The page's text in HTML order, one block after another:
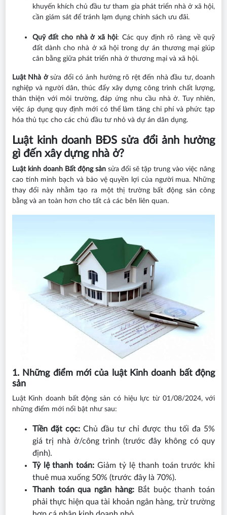
khuyến khích chủ đầu tư tham gia phát triển nhà ở xã hội,
cần giám sát để tránh lạm dụng chính sách ưu đãi.
Quỹ đất cho nhà ở xã hội: Các quy định rõ ràng về quỹ
đất dành cho nhà ở xã hội trong dự án thương mại giúp
cân bằng giữa phát triển nhà ở thương mại và xã hội.
Luật Nhà ởsửa đổi có ảnh hưởng rõ rệt đến nhà đầu tư, doanh
nghiệp và người dân, thúc đẩy xây dựng công trình chất lượng,
thân thiện với môi trường, đáp ứng nhu cầu nhà ở. Tuy nhiên,
việc áp dụng quy định mới có thể làm tăng chi phí và phức tạp
hóa thủ tục cho các chủ đầu tư nhỏ và dự án dân dụng.
Luật kinh doanh BĐS sửa đổi ảnh hưởng
gì đến xây dựng nhà ở?
Luật kinh doanh Bất động sảnsửa đổi sẽ tập trung vào việc nâng
cao tính minh bạch và bảo vệ quyền lợi của người mua. Những
thay đổi này nhằm tạo ra một thị trường bất động sản công
bằng và an toàn hơn cho tất cả các bên liên quan.
1. Những điểm mới của luật Kinh doanh bất động
sản
Luật Kinh doanh bất động sản có hiệu lực từ 01/08/2024, với
những điểm mới nổi bật như sau:
Tiền đặt cọc: Chủ đầu tư chỉ được thu tối đa 5%
giá trị nhà ở/công trình (trước đây không có quy
định).
Tỷ lệ thanh toán: Giảm tỷ lệ thanh toán trước khi
thuê mua xuống 50% (trước đây là 70%).
Thanh toán qua ngân hàng: Bắt buộc thanh toán
phải thực hiện qua tài khoản ngân hàng, trừ trường